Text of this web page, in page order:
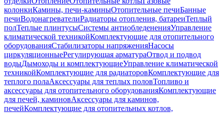
колонкиКамины, печи-каминыОтопительные печиБанные
печиВодонагревателиРадиаторы отопления, батареиТеплый
полТеплые плинтусыСистемы антиобледененияУправление
климатической техникойКомплектующие для отопительного
оборудованияСтабилизаторы напряженияНасосы
циркуляционныеРегулирующая арматураОтвод и подвод
водыДымоходы и комплектующиеУправление климатической
техникойКомплектующие для радиаторовКомплектующие для
теплого полаАксессуары для теплых половТопливо и
аксессуары для отопительного оборудованияКомплектующие
для печей, каминовАксессуары для каминов,
печейКомплектующие для отопительных котлов,